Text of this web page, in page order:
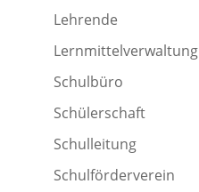
Lehrende
Lernmittelverwaltung
Schulbüro
Schülerschaft
Schulleitung
Schulförderverein